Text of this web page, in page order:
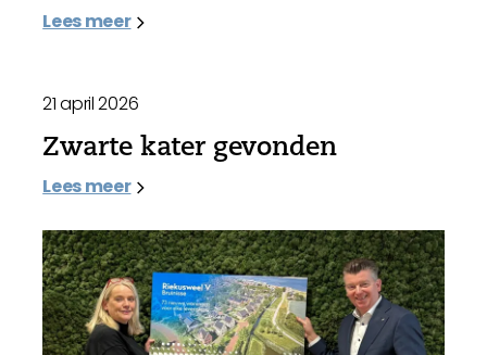
Lees meer
21 april 2026
Zwarte kater gevonden
Lees meer